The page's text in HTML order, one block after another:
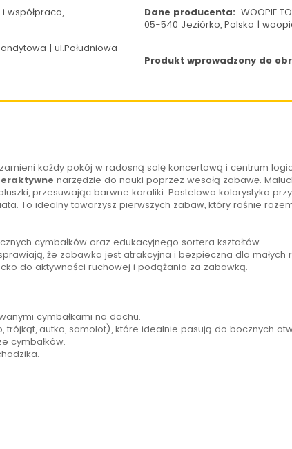
współpraca,
Dane producenta: WOOPIE
05-540 Jeziórko, Polska |
| ul.Południowa
Produkt wprowadzony do
każdy pokój w radosną salę koncertową i centrum
narzędzie do nauki poprzez wesołą zabawę.
przesuwając barwne koraliki. Pastelowa kolorystyka
To idealny towarzysz pierwszych zabaw, który rośnie
cymbałków oraz edukacyjnego sortera kształtów.
że zabawka jest atrakcyjna i bezpieczna dla małych
do aktywności ruchowej i podążania za zabawką.
cymbałkami na dachu.
trójkąt, autko, samolot), które idealnie pasują do bocznych
cymbałków.